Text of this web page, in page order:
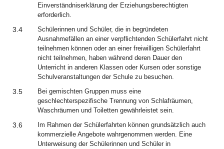
Einverständniserklärung der Erziehungsberechtigten
erforderlich.
3.4
Schülerinnen und Schüler, die in begründeten
Ausnahmefällen an einer verpflichtenden Schülerfahrt nicht
teilnehmen können oder an einer freiwilligen Schülerfahrt
nicht teilnehmen, haben während deren Dauer den
Unterricht in anderen Klassen oder Kursen oder sonstige
Schulveranstaltungen der Schule zu besuchen.
3.5
Bei gemischten Gruppen muss eine
geschlechterspezifische Trennung von Schlafräumen,
Waschräumen und Toiletten gewährleistet sein.
3.6
Im Rahmen der Schülerfahrten können grundsätzlich auch
kommerzielle Angebote wahrgenommen werden. Eine
Unterweisung der Schülerinnen und Schüler in